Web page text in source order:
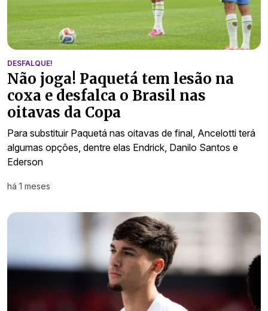
DESFALQUE!
Não joga! Paquetá tem lesão na
coxa e desfalca o Brasil nas
oitavas da Copa
Para substituir Paquetá nas oitavas de final, Ancelotti terá
algumas opções, dentre elas Endrick, Danilo Santos e
Ederson
há 1 meses